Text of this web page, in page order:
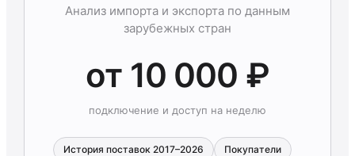
Анализ импорта и экспорта по данным
зарубежных стран
от 10 000 ₽
подключение и доступ на неделю
История поставок 2017–2026 Покупатели